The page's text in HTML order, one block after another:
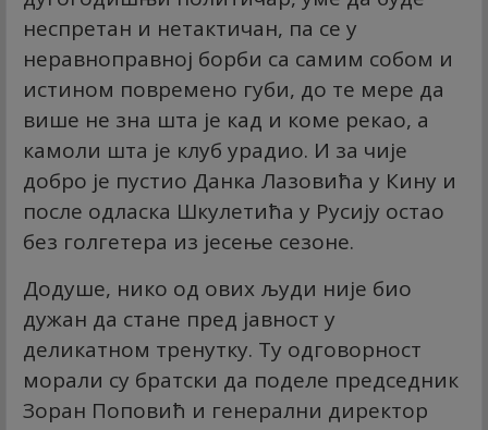
неспретан и нетактичан, па се у
неравноправној борби са самим собом и
истином повремено губи, до те мере да
више не зна шта је кад и коме рекао, а
камоли шта је клуб урадио. И за чије
добро је пустио Данка Лазовића у Кину и
после одласка Шкулетића у Русију остао
без голгетера из јесење сезоне.
Додуше, нико од ових људи није био
дужан да стане пред јавност у
деликатном тренутку. Ту одговорност
морали су братски да поделе председник
Зоран Поповић и генерални директор